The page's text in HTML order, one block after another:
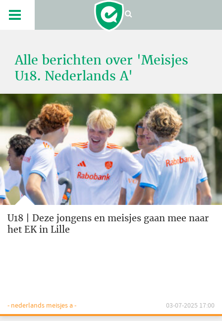
Alle berichten over 'Meisjes
U18. Nederlands A'
U18 | Deze jongens en meisjes gaan mee naar
het EK in Lille
- nederlands meisjes a - 03-07-2025 17:00